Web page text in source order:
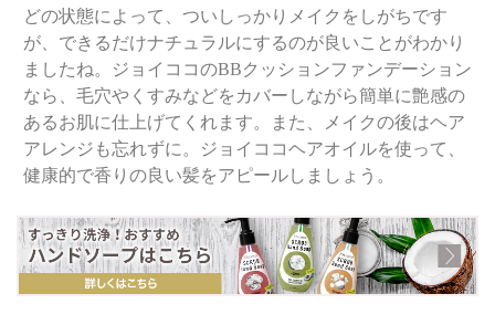
どの状態によって、ついしっかりメイクをしがちです
が、できるだけナチュラルにするのが良いことがわかり
ましたね。ジョイココのBBクッションファンデーション
なら、毛穴やくすみなどをカバーしながら簡単に艶感の
あるお肌に仕上げてくれます。また、メイクの後はヘア
アレンジも忘れずに。ジョイココヘアオイルを使って、
健康的で香りの良い髪をアピールしましょう。